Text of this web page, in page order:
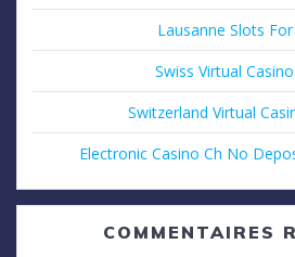
Lausanne Slots
Swiss Virtual
Switzerland Virtual
Electronic Casino Ch No
COMMENTAIRES